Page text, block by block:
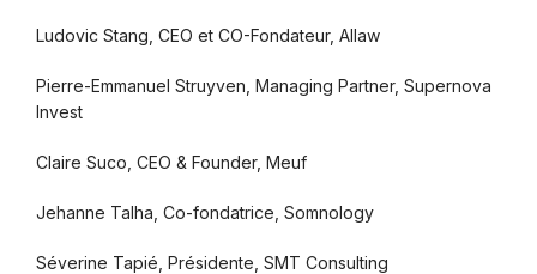
Ludovic Stang, CEO et CO-Fondateur, Allaw
Pierre-Emmanuel Struyven, Managing Partner, Supernova
Invest
Claire Suco, CEO & Founder, Meuf
Jehanne Talha, Co-fondatrice, Somnology
Séverine Tapié, Présidente, SMT Consulting